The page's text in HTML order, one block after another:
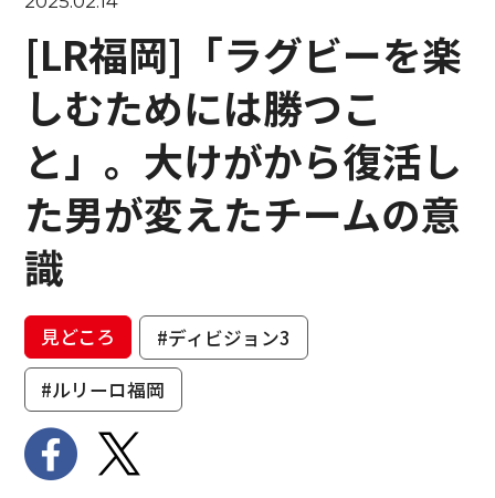
[LR福岡]「ラグビーを楽
しむためには勝つこ
と」。大けがから復活し
た男が変えたチームの意
識
見どころ
#ディビジョン3
#ルリーロ福岡